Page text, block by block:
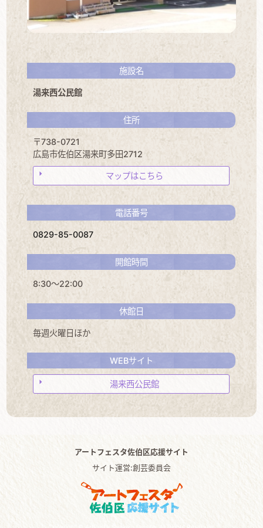
施設名
湯来西公民館
住所
〒738-0721
広島市佐伯区湯来町多田2712
マップはこちら
電話番号
0829-85-0087
開館時間
8:30～22:00
休館日
毎週火曜日ほか
WEBサイト
湯来西公民館
アートフェスタ佐伯区応援サイト
サイト運営:創芸委員会